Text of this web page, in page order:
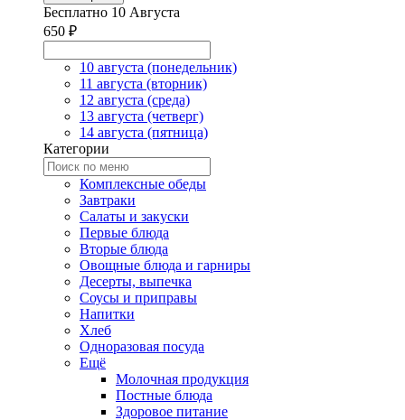
Бесплатно 10 Августа
650 ₽
10 августа (понедельник)
11 августа (вторник)
12 августа (среда)
13 августа (четверг)
14 августа (пятница)
Категории
Комплексные обеды
Завтраки
Салаты и закуски
Первые блюда
Вторые блюда
Овощные блюда и гарниры
Десерты, выпечка
Соусы и приправы
Напитки
Хлеб
Одноразовая посуда
Ещё
Молочная продукция
Постные блюда
Здоровое питание